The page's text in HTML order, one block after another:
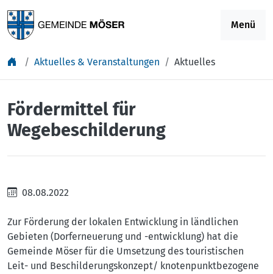
Menü
Aktuelles & Veranstaltungen Aktuelles
Fördermittel für
Wegebeschilderung
08.08.2022
Zur Förderung der lokalen Entwicklung in ländlichen
Gebieten (Dorferneuerung und -entwicklung) hat die
Gemeinde Möser für die Umsetzung des touristischen
Leit- und Beschilderungskonzept/ knotenpunktbezogene